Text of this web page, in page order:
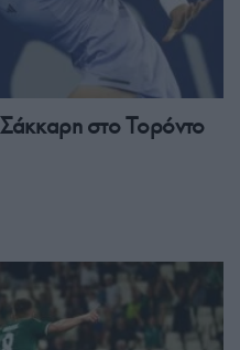
Σάκκαρη στο Τορόντο